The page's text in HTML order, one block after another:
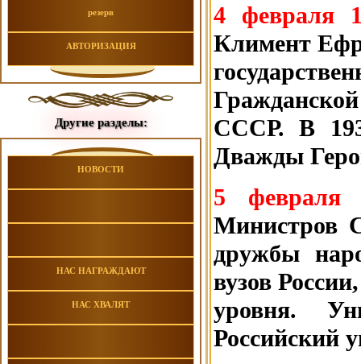
резерв
АВТОРИЗАЦИЯ
Другие разделы:
НОВОСТИ
НАС НАГРАЖДАЮТ
НАС ХВАЛЯТ
4 февраля
Климент
СССР. В
Дважды
5
Министров
дружбы
вузов
уровня.
Российский